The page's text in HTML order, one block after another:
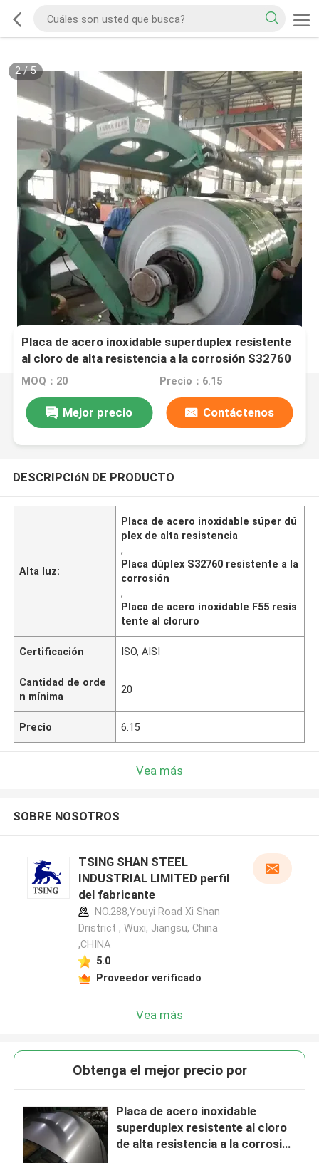
2/5
Placa de acero inoxidable superduplex resistente
al cloro de alta resistencia a la corrosión S32760
F55
MOQ：20 Precio：6.15
Mejor precio Contáctenos
DESCRIPCIóN DE PRODUCTO
Alta luz:
Placa de acero inoxidable súper dú
plex de alta resistencia
,
Placa dúplex S32760 resistente a la
corrosión
,
Placa de acero inoxidable F55 resis
tente al cloruro
Certificación ISO, AISI
Cantidad de orde
n mínima
20
Precio 6.15
Vea más
SOBRE NOSOTROS
TSING SHAN STEEL
INDUSTRIAL LIMITED perfil
del fabricante
NO.288,Youyi Road Xi Shan
Dristrict , Wuxi, Jiangsu, China
,CHINA
5.0
Proveedor verificado
Vea más
Obtenga el mejor precio por
Placa de acero inoxidable
superduplex resistente al cloro
de alta resistencia a la corrosión